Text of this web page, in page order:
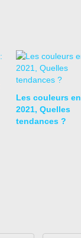
Les couleurs en
2021, Quelles
tendances ?